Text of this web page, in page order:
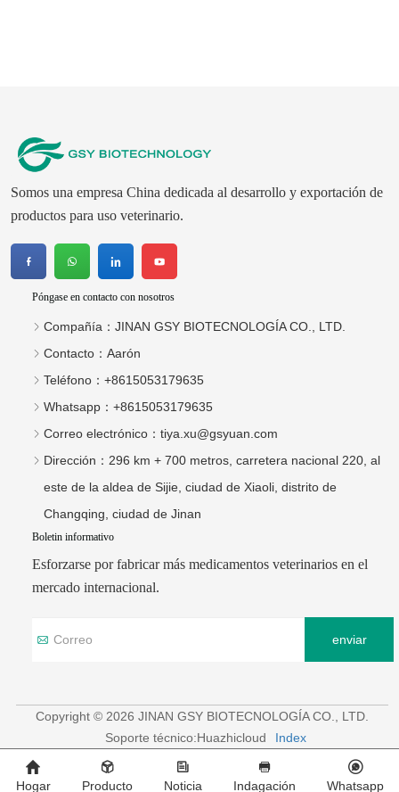
Somos una empresa China dedicada al desarrollo y exportación de
productos para uso veterinario.
Póngase en contacto con nosotros
Compañía： JINAN GSY BIOTECNOLOGÍA CO., LTD.
Contacto： Aarón
Teléfono： +8615053179635
Whatsapp： +8615053179635
Correo electrónico： tiya.xu@gsyuan.com
Dirección： 296 km + 700 metros, carretera nacional 220, al
este de la aldea de Sijie, ciudad de Xiaoli, distrito de
Changqing, ciudad de Jinan
Boletin informativo
Esforzarse por fabricar más medicamentos veterinarios en el
mercado internacional.
enviar
Copyright © 2026 JINAN GSY BIOTECNOLOGÍA CO., LTD.
Soporte técnico:Huazhicloud
Index
Hogar Producto Noticia Indagación Whatsapp